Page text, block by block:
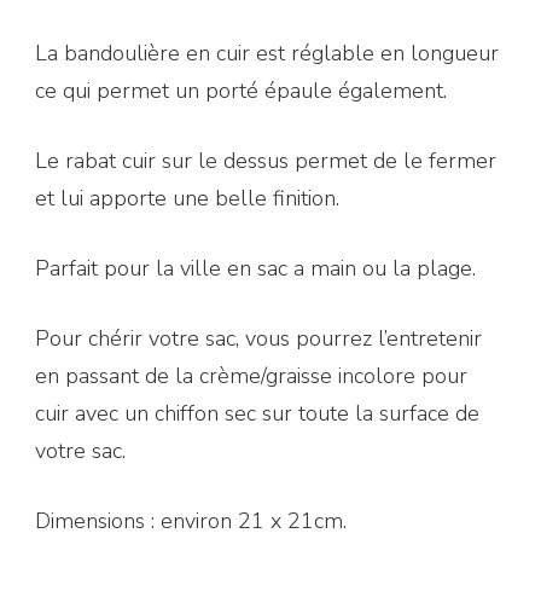
La bandoulière en cuir est réglable en longueur
ce qui permet un porté épaule également.
Le rabat cuir sur le dessus permet de le fermer
et lui apporte une belle finition.
Parfait pour la ville en sac a main ou la plage.
Pour chérir votre sac, vous pourrez l’entretenir
en passant de la crème/graisse incolore pour
cuir avec un chiffon sec sur toute la surface de
votre sac.
Dimensions : environ 21 x 21cm.